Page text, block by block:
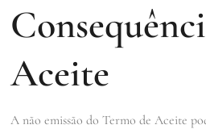
Aceite
A não emissão do Termo de Aceite